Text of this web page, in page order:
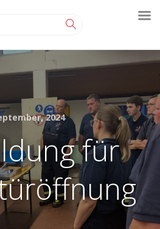
2024
für